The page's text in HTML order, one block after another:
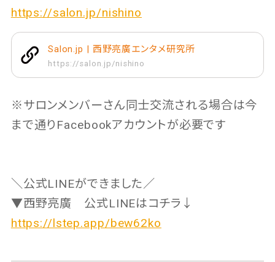
https://salon.jp/nishino
Salon.jp | 西野亮廣エンタメ研究所
https://salon.jp/nishino
※サロンメンバーさん同士交流される場合は今
まで通りFacebookアカウントが必要です
＼公式LINEができました／
▼西野亮廣 公式LINEはコチラ↓
https://lstep.app/bew62ko